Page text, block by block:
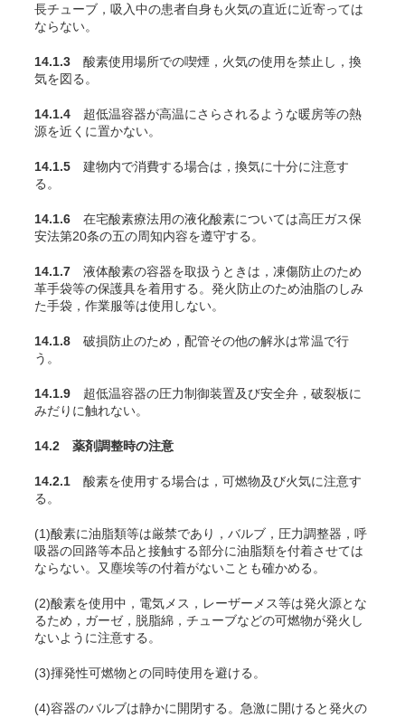
長チューブ，吸入中の患者自身も火気の直近に近寄っては
ならない。
14.1.3 酸素使用場所での喫煙，火気の使用を禁止し，換
気を図る。
14.1.4 超低温容器が高温にさらされるような暖房等の熱
源を近くに置かない。
14.1.5 建物内で消費する場合は，換気に十分に注意す
る。
14.1.6 在宅酸素療法用の液化酸素については高圧ガス保
安法第20条の五の周知内容を遵守する。
14.1.7 液体酸素の容器を取扱うときは，凍傷防止のため
革手袋等の保護具を着用する。発火防止のため油脂のしみ
た手袋，作業服等は使用しない。
14.1.8 破損防止のため，配管その他の解氷は常温で行
う。
14.1.9 超低温容器の圧力制御装置及び安全弁，破裂板に
みだりに触れない。
14.2 薬剤調整時の注意
14.2.1 酸素を使用する場合は，可燃物及び火気に注意す
る。
(1)酸素に油脂類等は厳禁であり，バルブ，圧力調整器，呼
吸器の回路等本品と接触する部分に油脂類を付着させては
ならない。又塵埃等の付着がないことも確かめる。
(2)酸素を使用中，電気メス，レーザーメス等は発火源とな
るため，ガーゼ，脱脂綿，チューブなどの可燃物が発火し
ないように注意する 。
(3)揮発性可燃物との同時使用を避ける。
(4)容器のバルブは静かに開閉する。急激に開けると発火の